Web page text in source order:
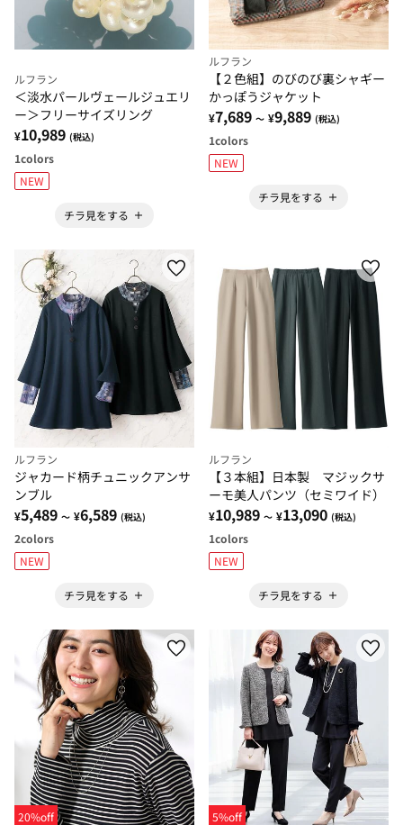
ルフラン
＜淡水パールヴェールジュエリ
ー＞フリーサイズリング
¥10,989 (税込)
1colors
NEW
チラ見をする
ルフラン
【２色組】のびのび裏シャギー
かっぽうジャケット
¥7,689 ～ ¥9,889 (税込)
1colors
NEW
チラ見をする
ルフラン
ジャカード柄チュニックアンサ
ンブル
¥5,489 ～ ¥6,589 (税込)
2colors
NEW
チラ見をする
ルフラン
【３本組】日本製 マジックサ
ーモ美人パンツ（セミワイド）
¥10,989 ～ ¥13,090 (税込)
1colors
NEW
チラ見をする
20%off
5%off